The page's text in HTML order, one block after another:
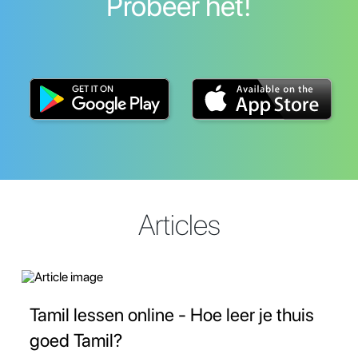
Articles
Tamil lessen online - Hoe leer je thuis
goed Tamil?